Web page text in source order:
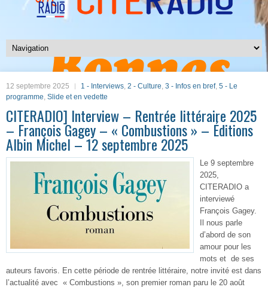
12 septembre 2025 1 - Interviews, 2 - Culture, 3 - Infos en bref, 5 - Le
programme, Slide et en vedette
CITERADIO] Interview – Rentrée littéraire 2025
– François Gagey – « Combustions » – Éditions
Albin Michel – 12 septembre 2025
Le 9 septembre
2025,
CITERADIO a
interviewé
François Gagey.
Il nous parle
d’abord de son
amour pour les
mots et de ses
auteurs favoris. En cette période de rentrée littéraire, notre invité est dans
l’actualité avec « Combustions », son premier roman paru le 20 août